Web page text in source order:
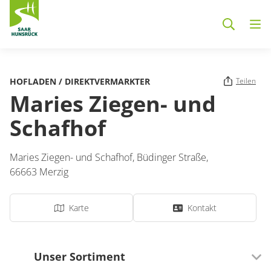
HOFLADEN / DIREKTVERMARKTER Teilen
Maries Ziegen- und
Schafhof
Maries Ziegen- und Schafhof, Büdinger Straße,
66663 Merzig
Karte Kontakt
Unser Sortiment